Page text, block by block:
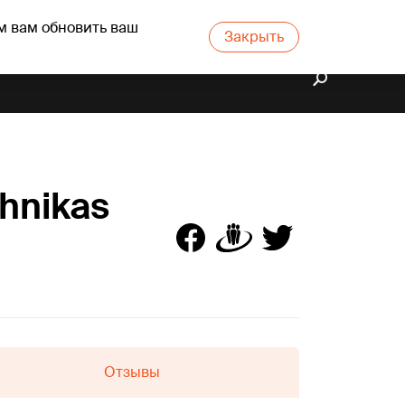
вам обновить ваш Закрыть
Отзывы